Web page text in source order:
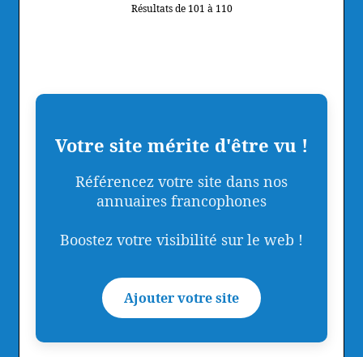
Résultats de 101 à 110
Votre site mérite d'être vu !
Référencez votre site dans nos
annuaires francophones
Boostez votre visibilité sur le web !
Ajouter votre site